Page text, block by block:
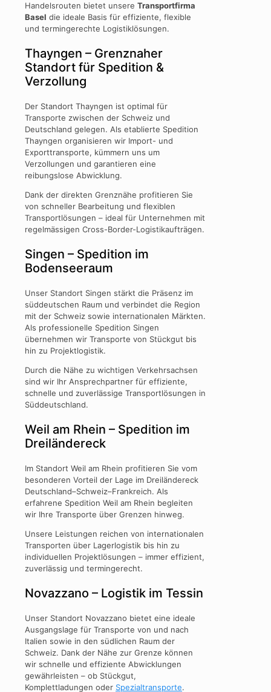
Handelsrouten bietet unsere Transportfirma
Basel die ideale Basis für effiziente, flexible
und termingerechte Logistiklösungen.
Thayngen – Grenznaher
Standort für Spedition &
Verzollung
Der Standort Thayngen ist optimal für
Transporte zwischen der Schweiz und
Deutschland gelegen. Als etablierte Spedition
Thayngen organisieren wir Import- und
Exporttransporte, kümmern uns um
Verzollungen und garantieren eine
reibungslose Abwicklung.
Dank der direkten Grenznähe profitieren Sie
von schneller Bearbeitung und flexiblen
Transportlösungen – ideal für Unternehmen mit
regelmässigen Cross-Border-Logistikaufträgen.
Singen – Spedition im
Bodenseeraum
Unser Standort Singen stärkt die Präsenz im
süddeutschen Raum und verbindet die Region
mit der Schweiz sowie internationalen Märkten.
Als professionelle Spedition Singen
übernehmen wir Transporte von Stückgut bis
hin zu Projektlogistik.
Durch die Nähe zu wichtigen Verkehrsachsen
sind wir Ihr Ansprechpartner für effiziente,
schnelle und zuverlässige Transportlösungen in
Süddeutschland.
Weil am Rhein – Spedition im
Dreiländereck
Im Standort Weil am Rhein profitieren Sie vom
besonderen Vorteil der Lage im Dreiländereck
Deutschland–Schweiz–Frankreich. Als
erfahrene Spedition Weil am Rhein begleiten
wir Ihre Transporte über Grenzen hinweg.
Unsere Leistungen reichen von internationalen
Transporten über Lagerlogistik bis hin zu
individuellen Projektlösungen – immer effizient,
zuverlässig und termingerecht.
Novazzano – Logistik im Tessin
Unser Standort Novazzano bietet eine ideale
Ausgangslage für Transporte von und nach
Italien sowie in den südlichen Raum der
Schweiz. Dank der Nähe zur Grenze können
wir schnelle und effiziente Abwicklungen
gewährleisten – ob Stückgut,
Komplettladungen oder Spezialtransporte.